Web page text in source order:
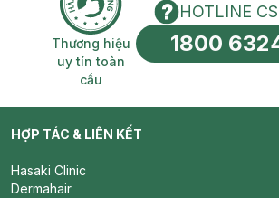
phí Thương hiệu uy tín toàn
Thương hiệu
uy tín toàn
cầu
HOTLINE
1800
HỢP TÁC & LIÊN KẾT
Hasaki Clinic
Dermahair